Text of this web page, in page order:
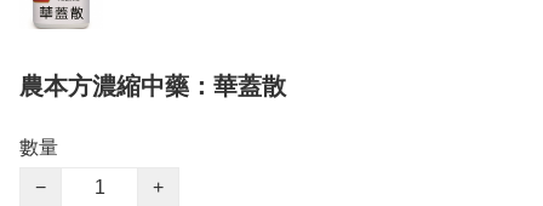
農本方濃縮中藥：華蓋散
數量
−
+